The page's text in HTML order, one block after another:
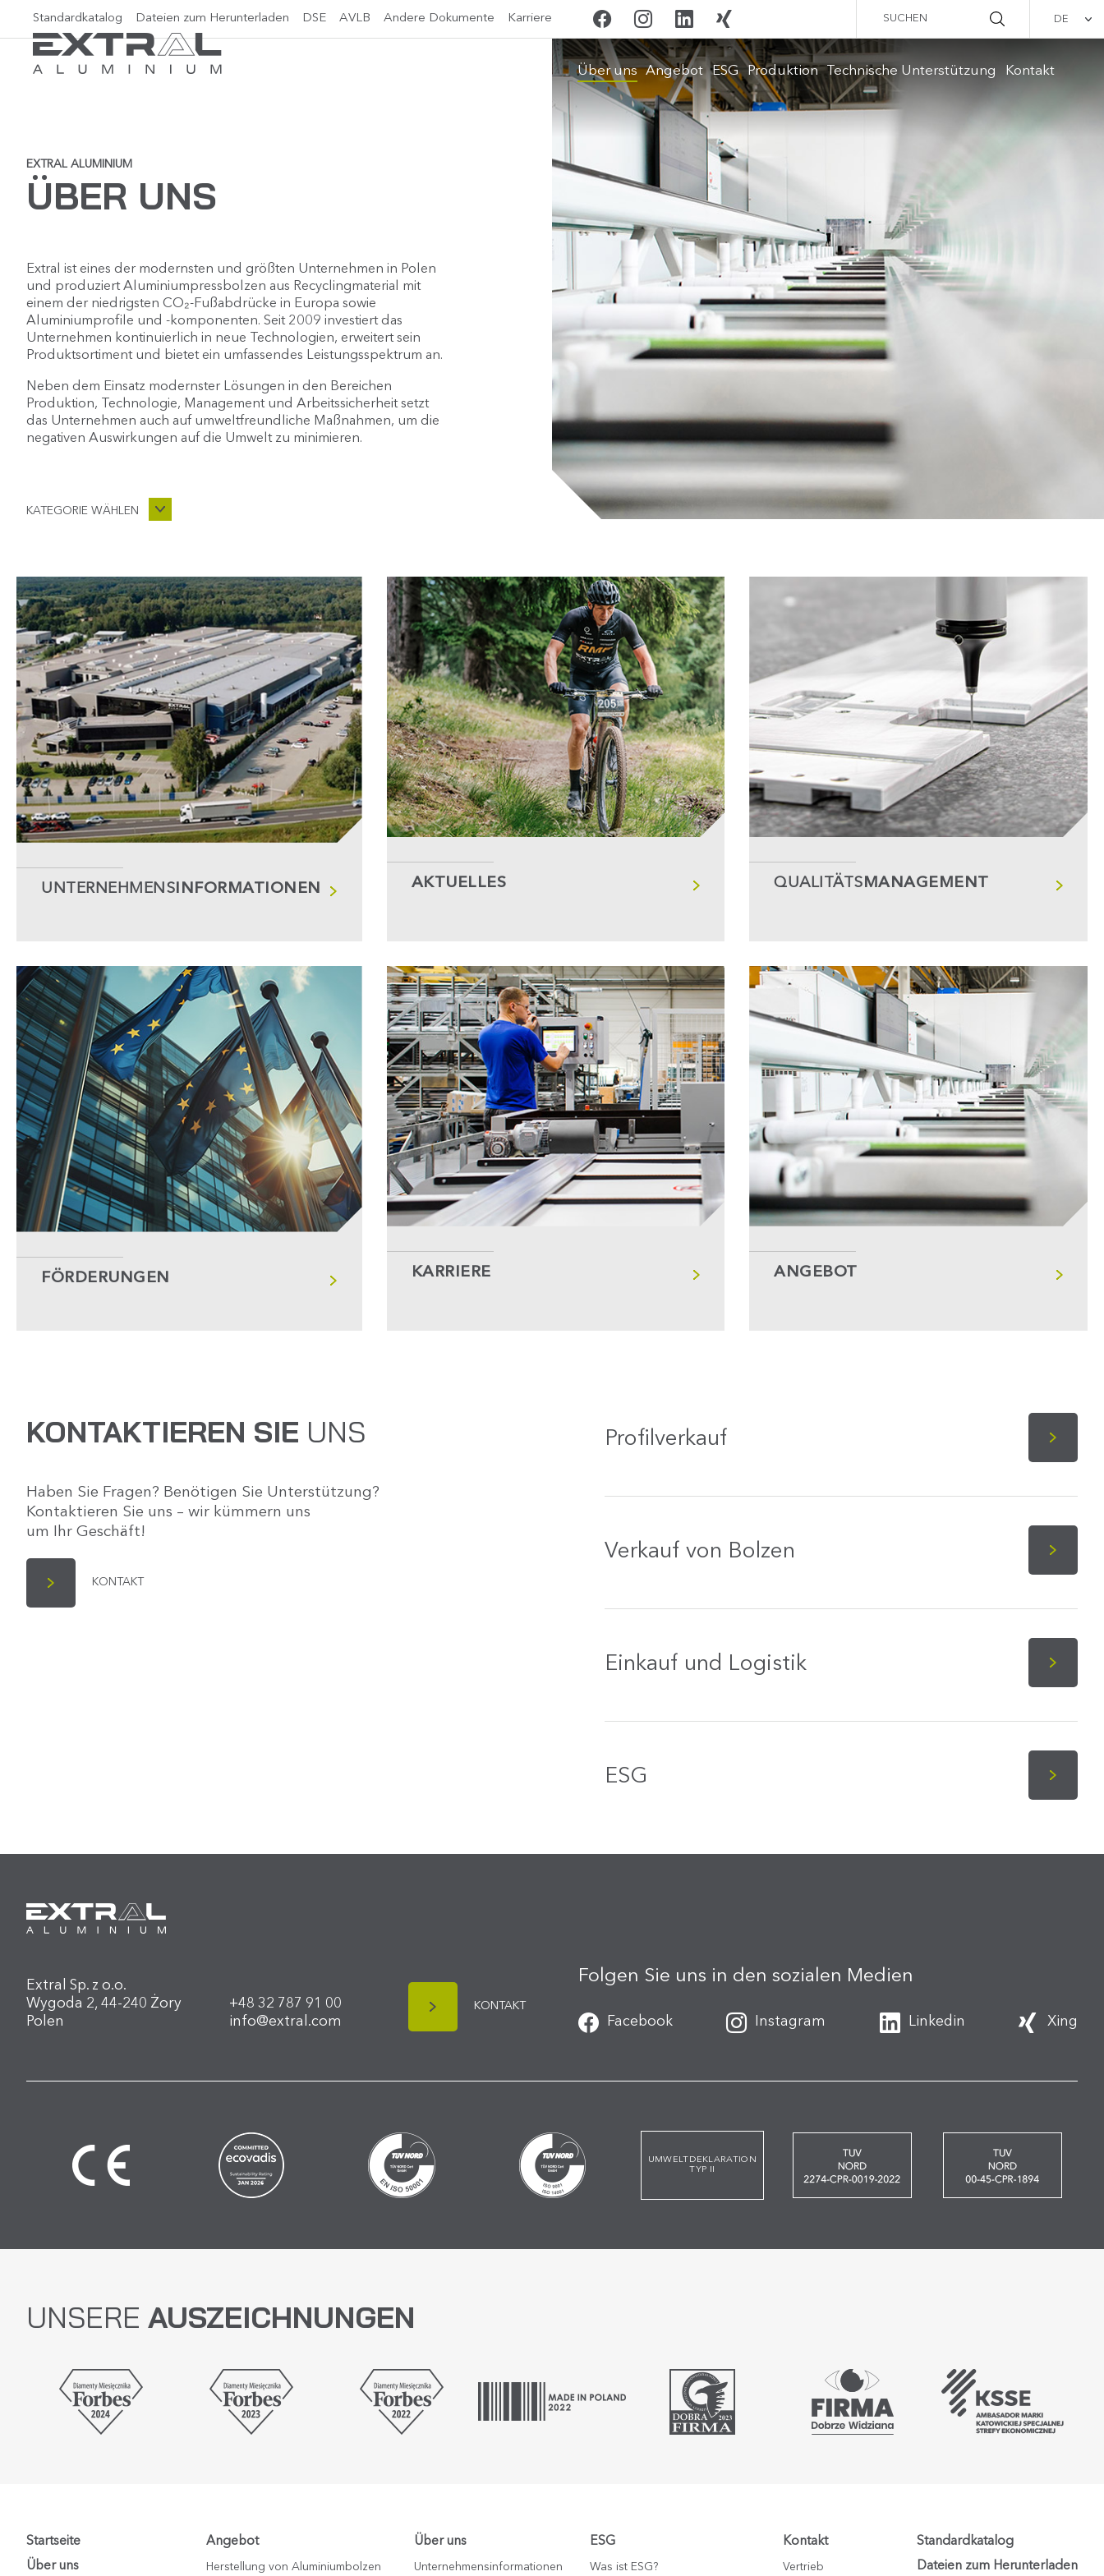
Standardkatalog Dateien zum Herunterladen DSE AVLB Andere Dokumente Karriere DE
Über uns Angebot ESG Produktion Technische Unterstützung Kontakt
EXTRAL ALUMINIUM
ÜBER UNS
Extral ist eines der modernsten und größten Unternehmen in Polen
und produziert Aluminiumpressbolzen aus Recyclingmaterial mit
einem der niedrigsten CO₂-Fußabdrücke in Europa sowie
Aluminiumprofile und -komponenten. Seit 2009 investiert das
Unternehmen kontinuierlich in neue Technologien, erweitert sein
Produktsortiment und bietet ein umfassendes Leistungsspektrum an.
Neben dem Einsatz modernster Lösungen in den Bereichen
Produktion, Technologie, Management und Arbeitssicherheit setzt
das Unternehmen auch auf umweltfreundliche Maßnahmen, um die
negativen Auswirkungen auf die Umwelt zu minimieren.
KATEGORIE WÄHLEN
UNTERNEHMENS INFORMATIONEN AKTUELLES QUALITÄTSMANAGEMENT
FÖRDERUNGEN KARRIERE ANGEBOT
KONTAKTIEREN SIE UNS
Haben Sie Fragen? Benötigen Sie Unterstützung?
Kontaktieren Sie uns – wir kümmern uns
um Ihr Geschäft!
KONTAKT
Profilverkauf
Verkauf von Bolzen
Einkauf und Logistik
ESG
Extral Sp. z o.o.
Wygoda 2, 44-240 Żory
Polen
+48 32 787 91 00
info@extral.com
KONTAKT
Folgen Sie uns in den sozialen Medien
Facebook Instagram Linkedin Xing
UMWELTDEKLARATION
TYP II
UNSERE AUSZEICHNUNGEN
Startseite
Über uns
Angebot
Herstellung von Aluminiumbolzen
Über uns
Unternehmensinformationen
ESG
Was ist ESG?
Kontakt
Vertrieb
Standardkatalog
Dateien zum Herunterladen